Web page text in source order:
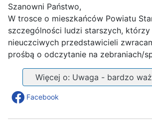
Szanowni Państwo,
W trosce o mieszkańców Powiatu
szczególności ludzi starszych,
nieuczciwych przedstawicieli
prośbą o odczytanie na zebraniach/
Więcej o: Uwaga - bardzo
Facebook